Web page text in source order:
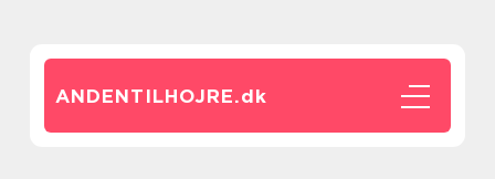
ANDENTILHOJRE.dk